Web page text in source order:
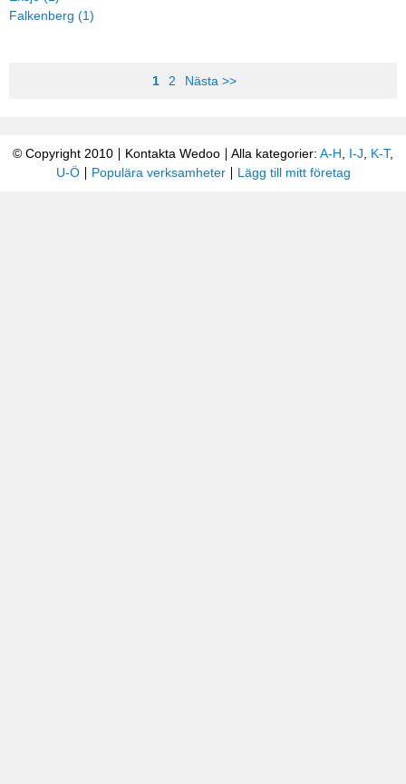
Falkenberg (1)
1 2 Nästa >>
© Copyright 2010 Kontakta Wedoo Alla kategorier: A-H I-J K-T,
U-Ö
Populära verksamheter Lägg till mitt företag